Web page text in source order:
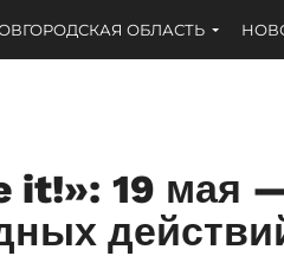
ОБЛАСТЬ
it!»: 19 мая